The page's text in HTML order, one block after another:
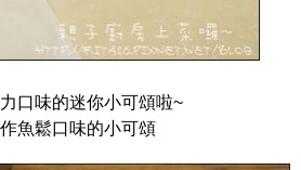
口味的迷你小可頌啦~
魚鬆口味的小可頌